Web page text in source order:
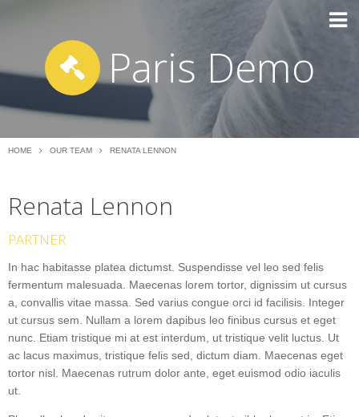
Paris Demo
HOME OUR TEAM RENATA LENNON
Renata Lennon
PARTNER
In hac habitasse platea dictumst. Suspendisse vel leo sed felis
fermentum malesuada. Maecenas lorem tortor, dignissim ut cursus
a, convallis vitae massa. Sed varius congue orci id facilisis. Integer
ut cursus sem. Nullam a lorem dapibus leo finibus cursus et eget
nunc. Etiam tristique mi at est interdum, ut tristique velit luctus. Ut
ac lacus maximus, tristique felis sed, dictum diam. Maecenas eget
tortor nisl. Maecenas rutrum dolor ante, eget euismod odio iaculis
ut.